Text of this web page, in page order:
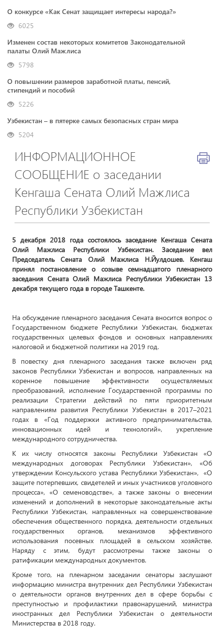
О конкурсе «Как Сенат защищает интересы народа?»
6025
Изменен состав некоторых комитетов Законодательной
палаты Олий Мажлиса
5798
О повышении размеров заработной платы, пенсий,
стипендий и пособий
5226
Узбекистан – в пятерке самых безопасных стран мира
5204
ИНФОРМАЦИОННОЕ
СООБЩЕНИЕ о заседании
Кенгаша Сената Олий Мажлиса
Республики Узбекистан
5 декабря 2018 года состоялось заседание Кенгаша Сената
Олий Мажлиса Республики Узбекистан. Заседание вел
Председатель Сената Олий Мажлиса Н.Йулдошев. Кенгаш
принял постановление о созыве семнадцатого пленарного
заседания Сената Олий Мажлиса Республики Узбекистан 13
декабря текущего года в городе Ташкенте.
На обсуждение пленарного заседания Сената вносится вопрос о
Государственном бюджете Республики Узбекистан, бюджетах
государственных целевых фондов и основных направлениях
налоговой и бюджетной политики на 2019 год.
В повестку дня пленарного заседания также включен ряд
законов Республики Узбекистан и вопросов, направленных на
коренное повышение эффективности осуществляемых
преобразований, исполнение Государственной программы по
реализации Стратегии действий по пяти приоритетным
направлениям развития Республики Узбекистан в 2017–2021
годах в «Год поддержки активного предпринимательства,
инновационных идей и технологий», укрепление
международного сотрудничества.
К их числу относятся законы Республики Узбекистан «О
международных договорах Республики Узбекистан», «Об
утверждении Консульского устава Республики Узбекистан», «О
защите потерпевших, свидетелей и иных участников уголовного
процесса», «О семеноводстве», а также законы о внесении
изменений и дополнений в некоторые законодательные акты
Республики Узбекистан, направленных на совершенствование
обеспечения общественного порядка, деятельности отдельных
государственных органов, механизмов эффективного
использования посевных площадей в сельском хозяйстве.
Наряду с этим, будут рассмотрены также законы о
ратификации международных документов.
Кроме того, на пленарном заседании сенаторы заслушают
информацию министра внутренних дел Республики Узбекистан
о деятельности органов внутренних дел в сфере борьбы с
преступностью и профилактики правонарушений, министра
иностранных дел Республики Узбекистан о деятельности
Министерства в 2018 году.